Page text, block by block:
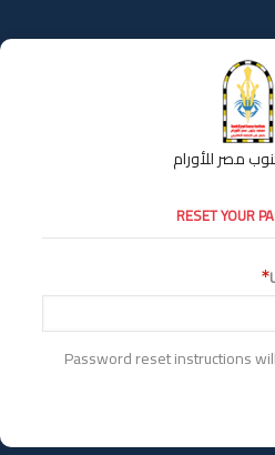
مصر للأورام
RESET YOUR
Password reset instructions